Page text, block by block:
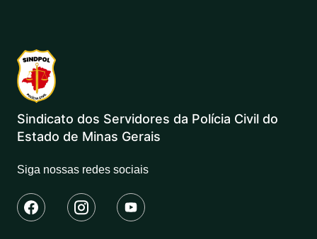
Sindicato dos Servidores da Polícia Civil do
Estado de Minas Gerais
Siga nossas redes sociais